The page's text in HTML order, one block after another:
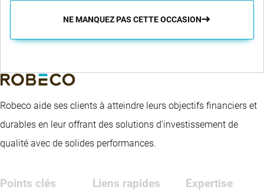
NE MANQUEZ PAS CETTE OCCASION
Robeco aide ses clients à atteindre leurs objectifs financiers et
durables en leur offrant des solutions d’investissement de
qualité avec de solides performances.
Points clés Liens rapides Expertise